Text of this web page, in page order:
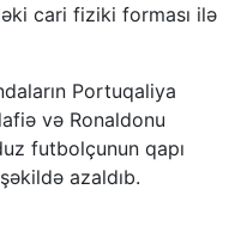
cari fiziki forması ilə
Portuqaliya
və Ronaldonu
futbolçunun qapı
azaldıb.